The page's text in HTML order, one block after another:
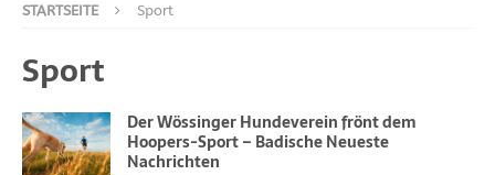
STARTSEITE Sport
Sport
Der Wössinger Hundeverein frönt dem
Hoopers-Sport – Badische Neueste
Nachrichten